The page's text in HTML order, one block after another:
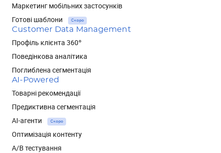
Маркетинг мобільних застосунків
Готові шаблони
Скоро
Customer Data Management
Профіль клієнта 360°
Поведінкова аналітика
Поглиблена сегментація
AI-Powered
Товарні рекомендації
Предиктивна сегментація
AI-агенти
Скоро
Оптимізація контенту
А/В тестування